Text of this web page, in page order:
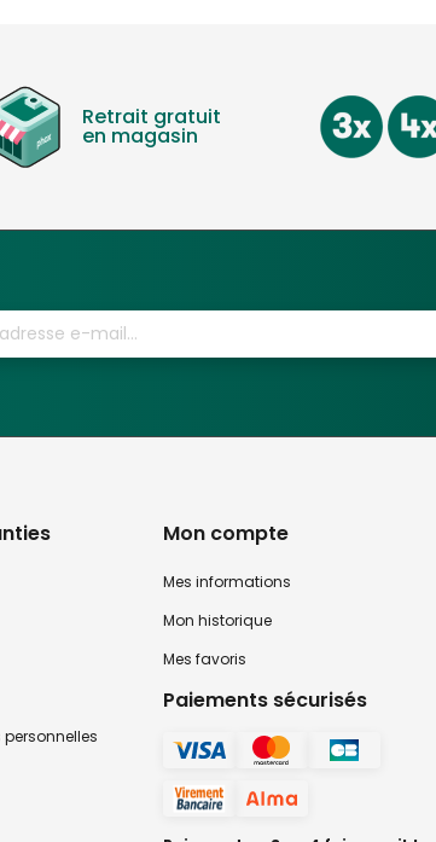
Retrait gratuit
en magasin
Mon compte
Mes informations
Mon historique
Mes favoris
Paiements sécurisés